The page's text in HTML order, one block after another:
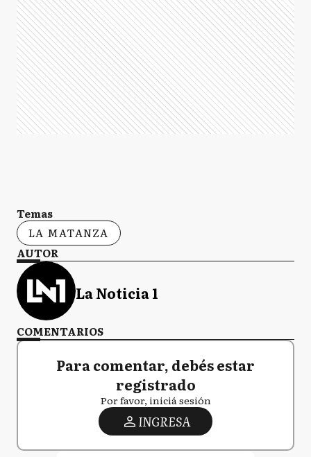
Temas
LA MATANZA
AUTOR
La Noticia 1
COMENTARIOS
Para comentar, debés estar
registrado
Por favor, iniciá sesión
INGRESA